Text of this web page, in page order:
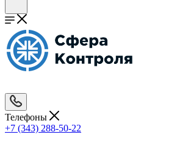
Телефоны
+7 (343) 288-50-22